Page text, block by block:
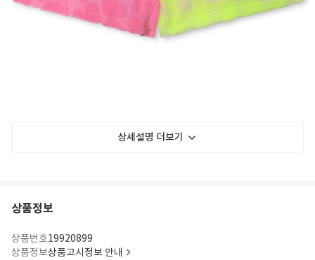
상세설명 더보기
상품정보
상품번호19920899
상품정보상품고시정보 안내